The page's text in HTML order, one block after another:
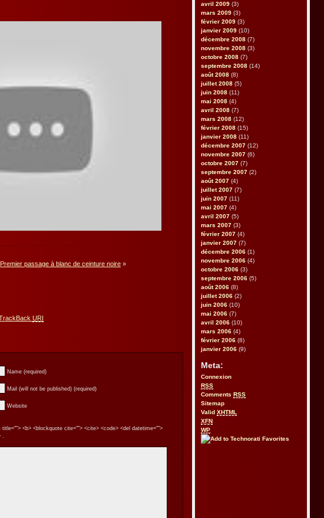
avril 2009 (3)
mars 2009 (3)
février 2009 (3)
janvier 2009 (10)
décembre 2008 (7)
novembre 2008 (3)
octobre 2008 (7)
septembre 2008 (14)
août 2008 (8)
juillet 2008 (5)
juin 2008 (11)
mai 2008 (4)
avril 2008 (7)
mars 2008 (12)
février 2008 (15)
janvier 2008 (11)
décembre 2007 (12)
novembre 2007 (6)
octobre 2007 (7)
septembre 2007 (2)
août 2007 (4)
juillet 2007 (7)
juin 2007 (11)
mai 2007 (4)
avril 2007 (5)
mars 2007 (3)
février 2007 (4)
janvier 2007 (7)
décembre 2006 (1)
novembre 2006 (4)
octobre 2006 (3)
septembre 2006 (5)
août 2006 (8)
juillet 2006 (2)
juin 2006 (10)
mai 2006 (7)
avril 2006 (10)
mars 2006 (4)
février 2006 (8)
janvier 2006 (9)
Meta:
Connexion
RSS
Comments RSS
Sitemap
Valid XHTML
XFN
WP
Premier passage à blanc de ceinture noire »
URI
Name (required)
Mail (will not be published) (required)
Website
<b> <blockquote cite=""> <cite> <code> <del datetime="">